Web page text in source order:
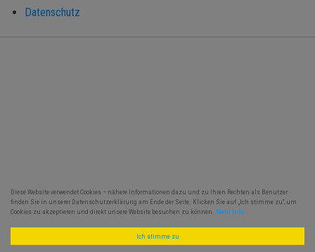
Ich stimme zu
Diese Website verwendet Cookies – nähere Informationen dazu und zu Ihren Rechten als Benutzer
finden Sie in unserer Datenschutzerklärung am Ende der Seite. Klicken Sie auf „Ich stimme zu“, um
Cookies zu akzeptieren und direkt unsere Website besuchen zu können. Mehr Info
Datenschutz